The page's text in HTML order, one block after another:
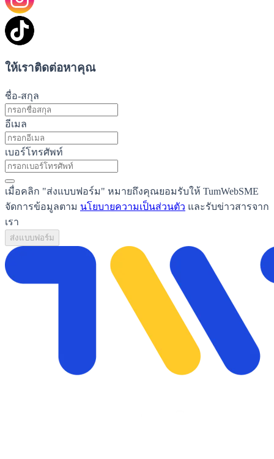
ให้เราติดต่อหาคุณ
ชื่อ-สกุล
อีเมล
เบอร์โทรศัพท์
เมื่อคลิก "ส่งแบบฟอร์ม" หมายถึงคุณยอมรับให้ TumWebSME
จัดการข้อมูลตาม นโยบายความเป็นส่วนตัว และรับข่าวสารจาก
เรา
ส่งแบบฟอร์ม